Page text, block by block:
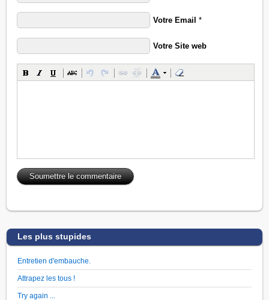
Votre Email *
Votre Site web
Les plus stupides
Entretien d'embauche.
Attrapez les tous !
Try again ...